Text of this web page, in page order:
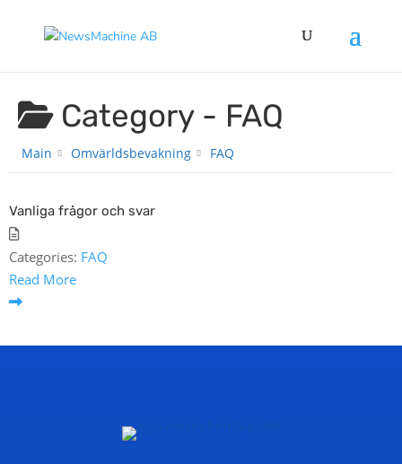
Category - FAQ
Main Omvärldsbevakning FAQ
Vanliga frågor och svar
Categories: FAQ
Read More